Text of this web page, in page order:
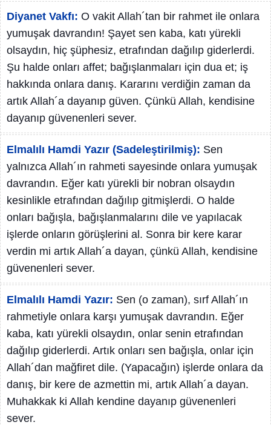
Diyanet Vakfı: O vakit Allah´tan bir rahmet ile onlara
yumuşak davrandın! Şayet sen kaba, katı yürekli
olsaydın, hiç şüphesiz, etrafından dağılıp giderlerdi.
Şu halde onları affet; bağışlanmaları için dua et; iş
hakkında onlara danış. Kararını verdiğin zaman da
artık Allah´a dayanıp güven. Çünkü Allah, kendisine
dayanıp güvenenleri sever.
Elmalılı Hamdi Yazır (Sadeleştirilmiş): Sen
yalnızca Allah´ın rahmeti sayesinde onlara yumuşak
davrandın. Eğer katı yürekli bir nobran olsaydın
kesinlikle etrafından dağılıp gitmişlerdi. O halde
onları bağışla, bağışlanmalarını dile ve yapılacak
işlerde onların görüşlerini al. Sonra bir kere karar
verdin mi artık Allah´a dayan, çünkü Allah, kendisine
güvenenleri sever.
Elmalılı Hamdi Yazır: Sen (o zaman), sırf Allah´ın
rahmetiyle onlara karşı yumuşak davrandın. Eğer
kaba, katı yürekli olsaydın, onlar senin etrafından
dağılıp giderlerdi. Artık onları sen bağışla, onlar için
Allah´dan mağfiret dile. (Yapacağın) işlerde onlara da
danış, bir kere de azmettin mi, artık Allah´a dayan.
Muhakkak ki Allah kendine dayanıp güvenenleri
sever.